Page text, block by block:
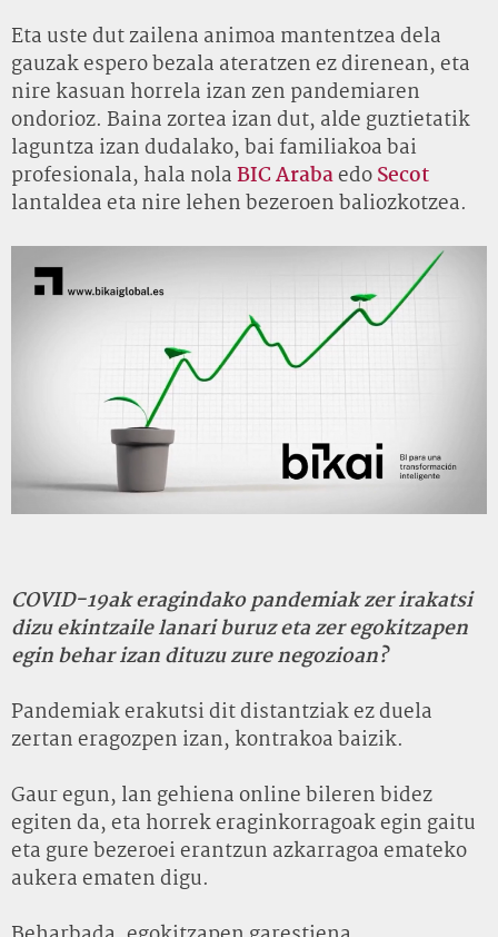
Eta uste dut zailena animoa mantentzea dela
gauzak espero bezala ateratzen ez direnean, eta
nire kasuan horrela izan zen pandemiaren
ondorioz. Baina zortea izan dut, alde guztietatik
laguntza izan dudalako, bai familiakoa bai
profesionala, hala nolaBIC ArabaedoSecot
lantaldea eta nire lehen bezeroen baliozkotzea.
COVID-19ak eragindako pandemiak zer irakatsi
dizu ekintzaile lanari buruz eta zer egokitzapen
egin behar izan dituzu zure negozioan?
Pandemiak erakutsi dit distantziak ez duela
zertan eragozpen izan, kontrakoa baizik.
Gaur egun, lan gehiena online bileren bidez
egiten da, eta horrek eraginkorragoak egin gaitu
eta gure bezeroei erantzun azkarragoa emateko
aukera ematen digu.